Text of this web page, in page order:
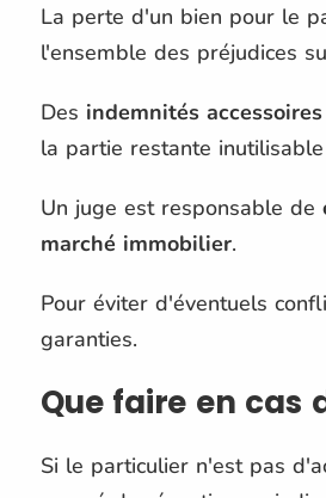
La perte d'un bien pour le
l'ensemble des préjudices
Des indemnités accessoires
la partie restante
Un juge est responsable de
marché immobilier.
Pour éviter d'éventuels
garanties.
Que faire en cas
Si le particulier n'est pas